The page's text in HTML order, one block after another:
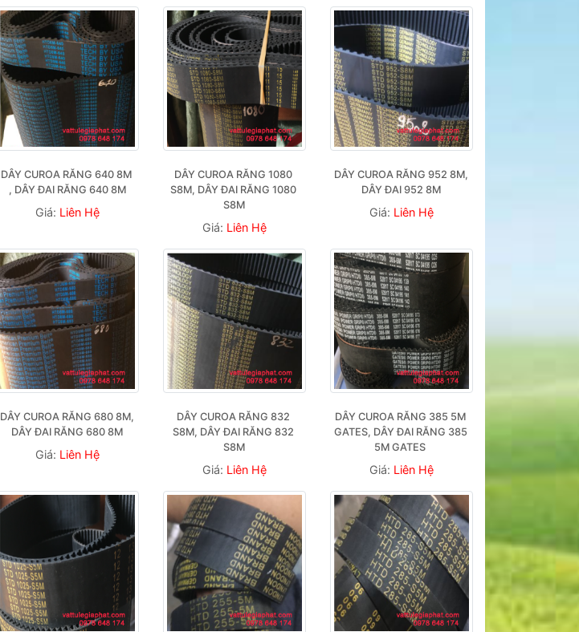
DÂY CUROA RĂNG 640 8M
, DÂY ĐAI RĂNG 640 8M
Giá: Liên Hệ
DÂY CUROA RĂNG 1080
S8M, DÂY ĐAI RĂNG 1080
S8M
Giá: Liên Hệ
DÂY CUROA RĂNG 952 8M,
DÂY ĐAI 952 8M
Giá: Liên Hệ
DÂY CUROA RĂNG 680 8M,
DÂY ĐAI RĂNG 680 8M
Giá: Liên Hệ
DÂY CUROA RĂNG 832
S8M, DÂY ĐAI RĂNG 832
S8M
Giá: Liên Hệ
DÂY CUROA RĂNG 385 5M
GATES, DÂY ĐAI RĂNG 385
5M GATES
Giá: Liên Hệ